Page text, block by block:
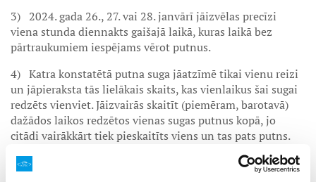
3) 2024. gada 26., 27. vai 28. janvārī jāizvēlas precīzi
viena stunda diennakts gaišajā laikā, kuras laikā bez
pārtraukumiem iespējams vērot putnus.
4) Katra konstatētā putna suga jāatzīmē tikai vienu reizi
un jāpieraksta tās lielākais skaits, kas vienlaikus šai sugai
redzēts vienviet. Jāizvairās skaitīt (piemēram, barotavā)
dažādos laikos redzētos vienas sugas putnus kopā, jo
citādi vairākkārt tiek pieskaitīts viens un tas pats putns.
Akcijā netiek skaitītie tie putni, kas pārlido pāri vai palido
garām novērošanas vietai, bet tur neapstājas.